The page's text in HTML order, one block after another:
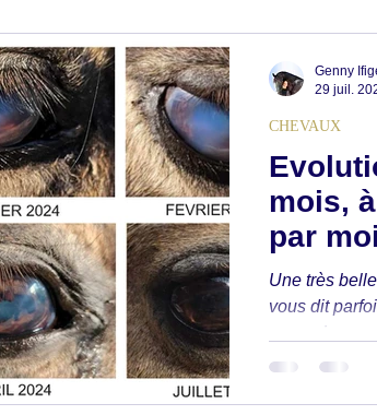
Annecdotes de CA
Trouble respiratoire Perte de vitalité
Reins Diarrhée Fourbure
Métabolisme et SME Lombaires
Douleurs articulaires Tristesse
mois,
par
Une très
vous dit
par mois sur
CHEVAUX
Genny
29 juil.